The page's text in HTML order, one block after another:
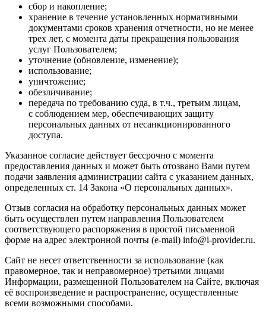
сбор и накопление;
хранение в течение установленных нормативными
документами сроков хранения отчетности, но не менее
трех лет, с момента даты прекращения пользования
услуг Пользователем;
уточнение (обновление, изменение);
использование;
уничтожение;
обезличивание;
передача по требованию суда, в т.ч., третьим лицам,
с соблюдением мер, обеспечивающих защиту
персональных данных от несанкционированного
доступа.
Указанное согласие действует бессрочно с момента
предоставления данных и может быть отозвано Вами путем
подачи заявления администрации сайта с указанием данных,
определенных ст. 14 Закона «О персональных данных».
Отзыв согласия на обработку персональных данных может
быть осуществлен путем направления Пользователем
соответствующего распоряжения в простой письменной
форме на адрес электронной почты (e-mail) info@i-provider.ru.
Сайт не несет ответственности за использование (как
правомерное, так и неправомерное) третьими лицами
Информации, размещенной Пользователем на Сайте, включая
её воспроизведение и распространение, осуществленные
всеми возможными способами.